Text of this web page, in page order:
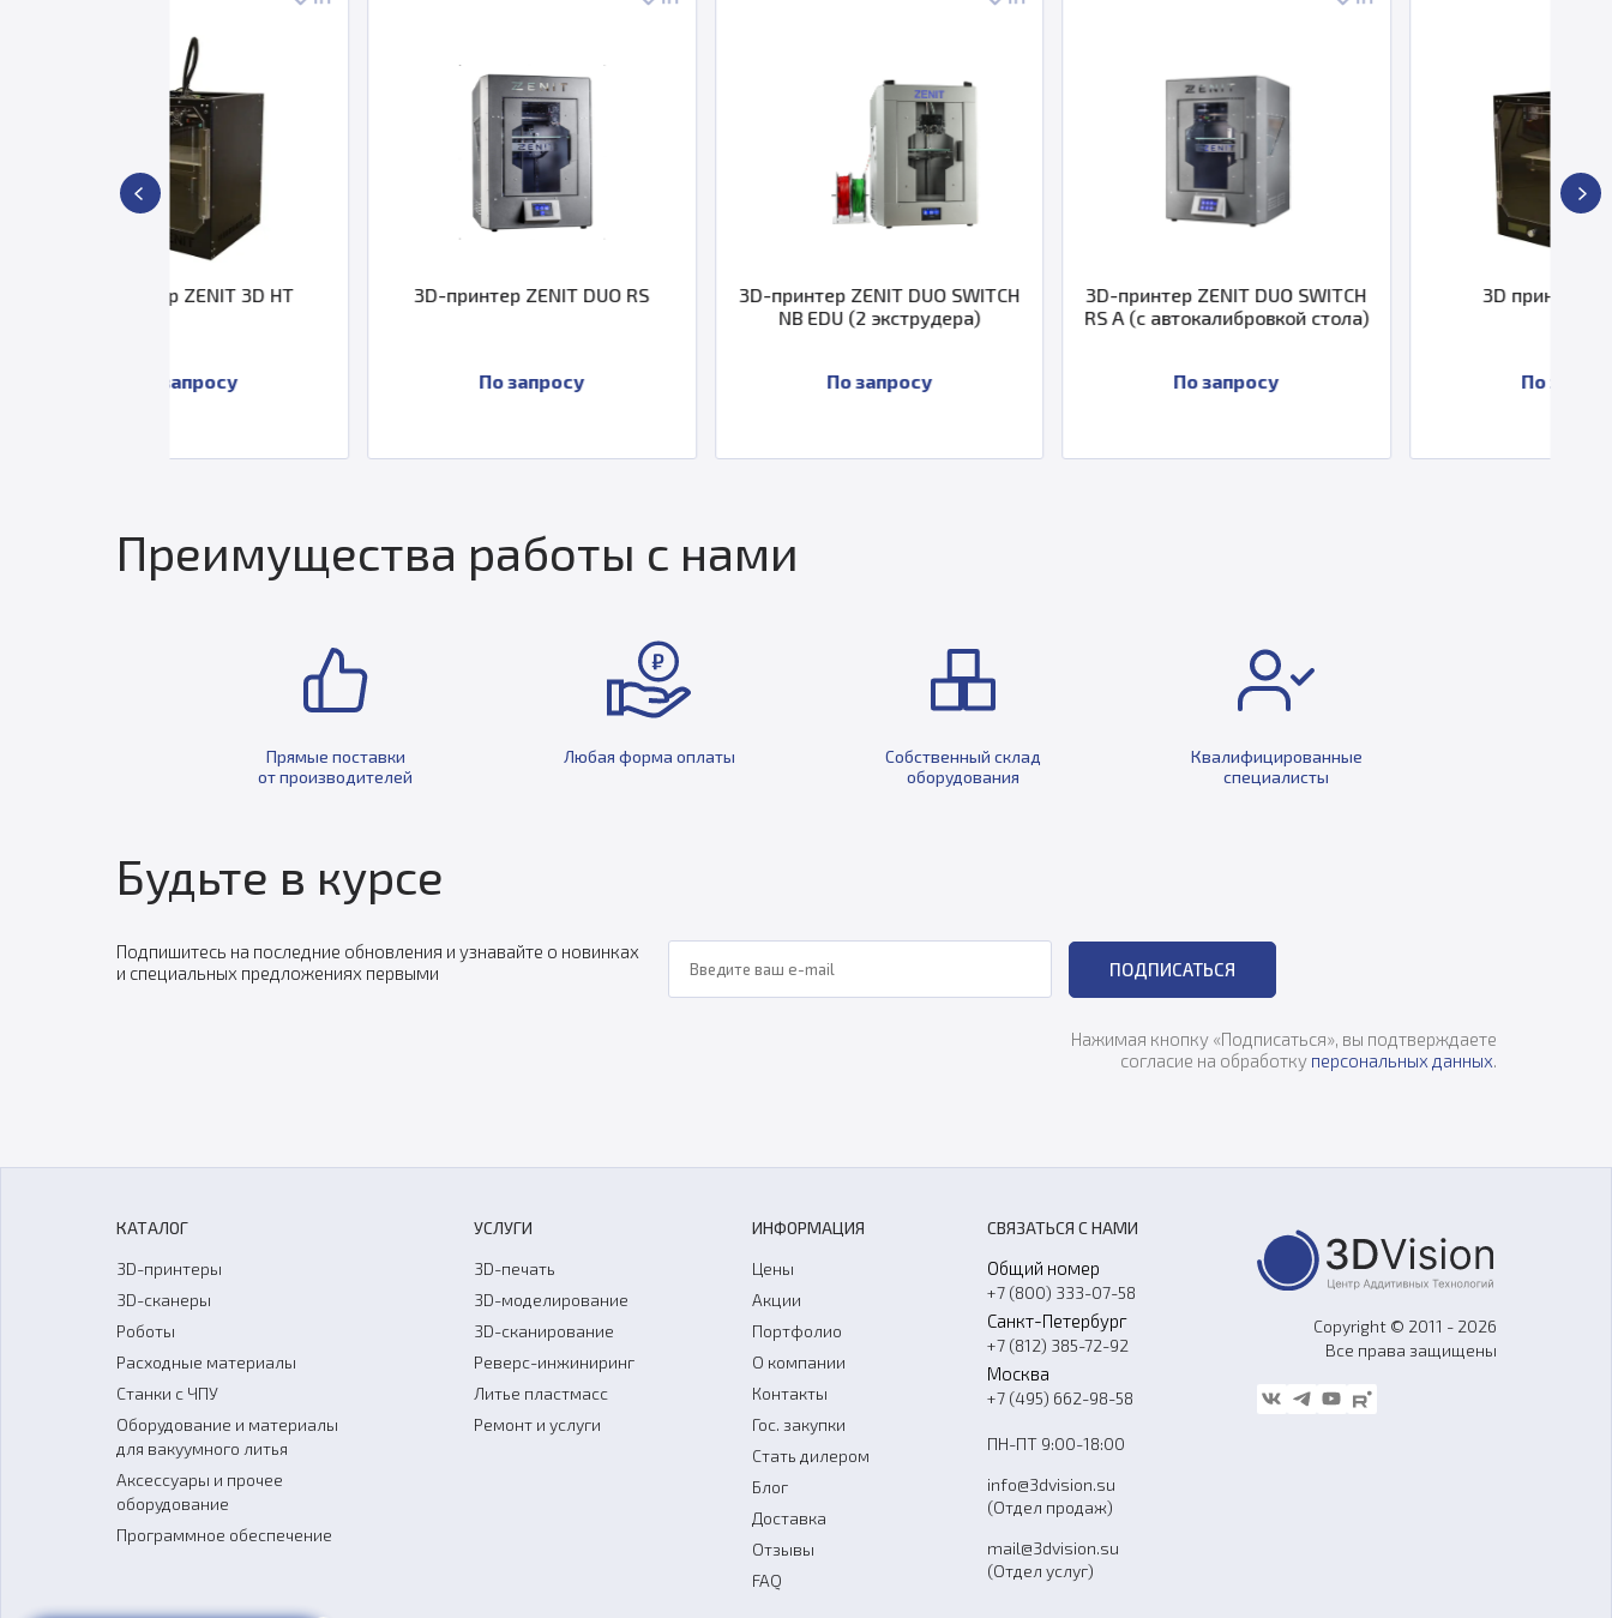
3D-принтер ZENIT DUO RS
3D-принтер ZENIT DUO SWITCH
NB EDU (2 экструдера)
3D-принтер ZENIT DUO SWITCH
RS А (с автокалибровкой стола)
3D принтер Zenit 3D
Преимущества работы с нами
Прямые поставки
от производителей
Любая форма оплаты
Собственный склад
оборудования
Квалифицированные
специалисты
Будьте в курсе
Подпишитесь на последние обновления и узнавайте о новинках
и специальных предложениях первыми
ПОДПИСАТЬСЯ
Нажимая кнопку «Подписаться», вы подтверждаете
согласие на обработку персональных данных.
КАТАЛОГ
3D-принтеры
3D-сканеры
Роботы
Расходные материалы
Станки с ЧПУ
Оборудование и материалы
для вакуумного литья
Аксессуары и прочее
оборудование
Программное обеспечение
УСЛУГИ
3D-печать
3D-моделирование
3D-сканирование
Реверс-инжиниринг
Литье пластмасс
Ремонт и услуги
ИНФОРМАЦИЯ
Цены
Акции
Портфолио
О компании
Контакты
Гос. закупки
Стать дилером
Блог
Доставка
Отзывы
FAQ
СВЯЗАТЬСЯ С НАМИ
Общий номер
+7 (800) 333-07-58
Санкт-Петербург
+7 (812) 385-72-92
Москва
+7 (495) 662-98-58
ПН-ПТ 9:00-18:00
info@3dvision.su
(Отдел продаж)
mail@3dvision.su
(Отдел услуг)
Copyright © 2011 - 2026
Все права защищены